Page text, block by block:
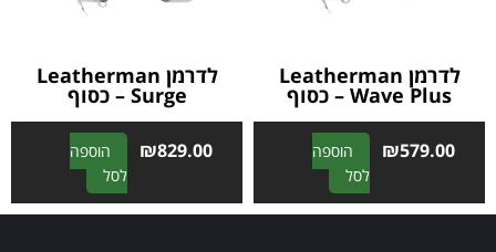
e
v
לדרמן Leatherman
Wave Plus – כסוף
₪579.00
הוספה
לסל
A
l
לדרמן Leatherman
Surge – כסוף
₪829.00
הוספה
לסל
A
l